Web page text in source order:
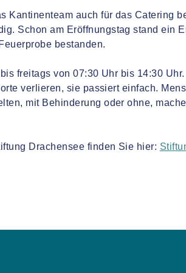
Kantinenteam auch für das Catering
Schon am Eröffnungstag stand ein
bestanden.
freitags von 07:30 Uhr bis 14:30
verlieren, sie passiert einfach.
mit Behinderung oder ohne,
Drachensee finden Sie hier: